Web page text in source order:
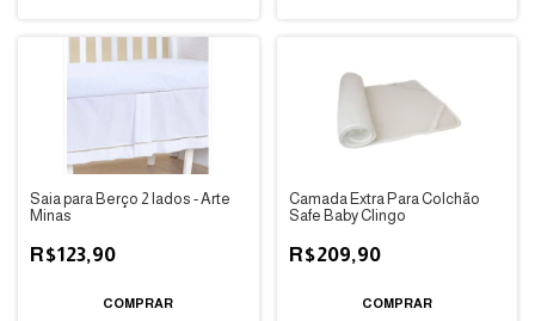
Saia para Berço 2 lados - Arte
Minas
R$123,90
Camada Extra Para Colchão
Safe Baby Clingo
R$209,90